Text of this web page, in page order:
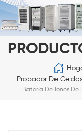
Probador De
Batería De Iones De